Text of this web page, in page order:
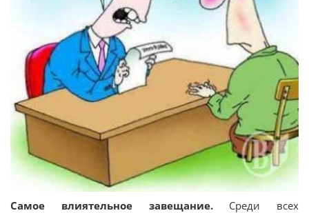
Самое влиятельное завещание.Среди всех